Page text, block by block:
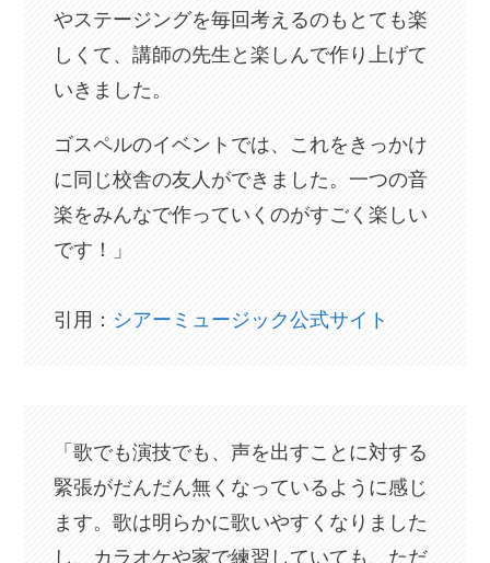
やステージングを毎回考えるのもとても楽
しくて、講師の先生と楽しんで作り上げて
いきました。
ゴスペルのイベントでは、これをきっかけ
に同じ校舎の友人ができました。一つの音
楽をみんなで作っていくのがすごく楽しい
です！」
引用： シアーミュージック公式サイト
「歌でも演技でも、声を出すことに対する
緊張がだんだん無くなっているように感じ
ます。歌は明らかに歌いやすくなりました
し、カラオケや家で練習していても、ただ